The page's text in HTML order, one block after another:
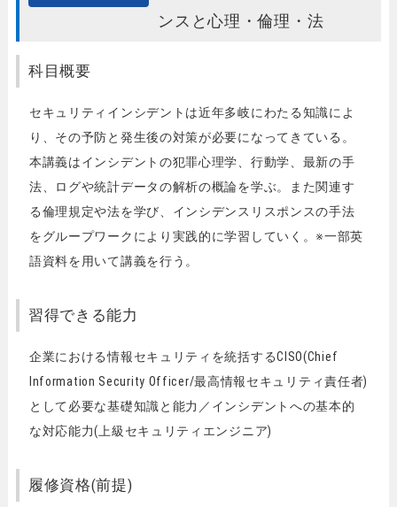
ンスと心理・倫理・法
科目概要
セキュリティインシデントは近年多岐にわたる知識によ
り、その予防と発生後の対策が必要になってきている。
本講義はインシデントの犯罪心理学、行動学、最新の手
法、ログや統計データの解析の概論を学ぶ。また関連す
る倫理規定や法を学び、インシデンスリスポンスの手法
をグループワークにより実践的に学習していく。※一部英
語資料を用いて講義を行う。
習得できる能力
企業における情報セキュリティを統括するCISO(Chief
Information Security Officer/最高情報セキュリティ責任者)
として必要な基礎知識と能力／インシデントへの基本的
な対応能力(上級セキュリティエンジニア)
履修資格(前提)